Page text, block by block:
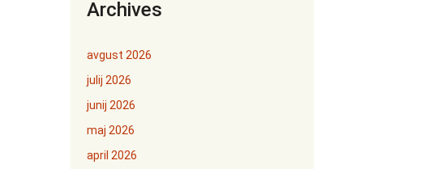
Archives
avgust 2026
julij 2026
junij 2026
maj 2026
april 2026